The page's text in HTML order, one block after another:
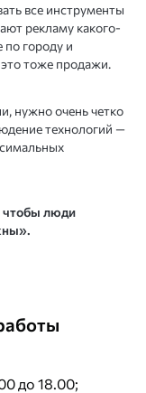
все инструменты
рекламу какого-
по городу и
это тоже продажи.
нужно очень четко
технологий —
чтобы люди
до 18.00;